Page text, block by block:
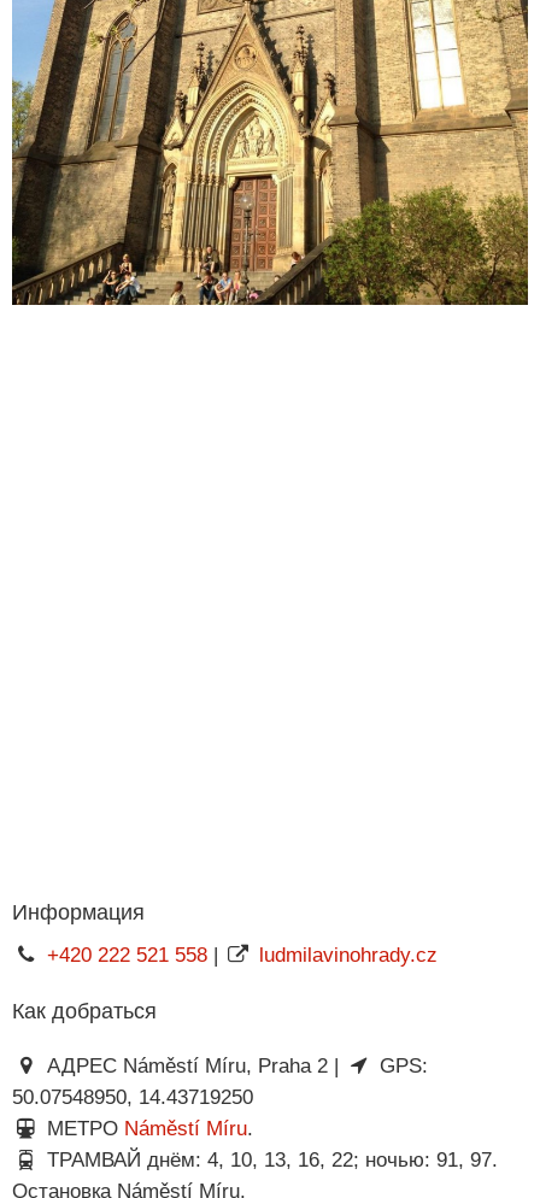
Информация
+420 222 521 558| ludmilavinohrady.cz
Как добраться
АДРЕС Náměstí Míru, Praha 2 |
GPS:
50.07548950, 14.43719250
МЕТРО Náměstí Míru.
ТРАМВАЙ днём: 4, 10, 13, 16, 22; ночью: 91, 97.
Остановка Náměstí Míru.